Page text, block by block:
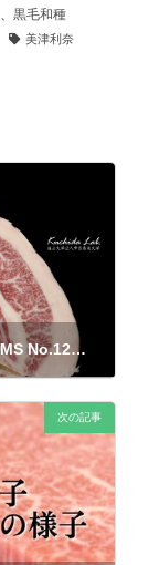
、 黒毛和種
美津利奈
【枝肉情報】美津利奈産子（一般出荷）BMS No.12を記録いたしました。
次の記事